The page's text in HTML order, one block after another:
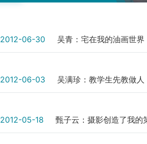
2012-06-30 吴青：宅在我的油画世界
2012-06-03 吴满珍：教学生先教做人
2012-05-18 甄子云：摄影创造了我的